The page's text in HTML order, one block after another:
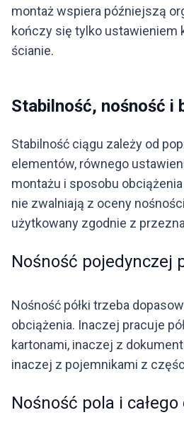
montaż wspiera późniejszą
kończy się tylko ustawieniem
ścianie.
Stabilność, nośność i
Stabilność ciągu zależy od
elementów, równego
montażu i sposobu
nie zwalniają z oceny
użytkowany zgodnie z
Nośność pojedynczej
Nośność półki trzeba
obciążenia. Inaczej pracuje
kartonami, inaczej z
inaczej z pojemnikami z
Nośność pola i całego